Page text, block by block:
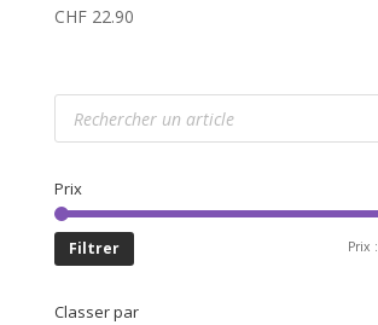
CHF22.90
Recherche
produits
Prix
Filtrer Prix :
Classer par